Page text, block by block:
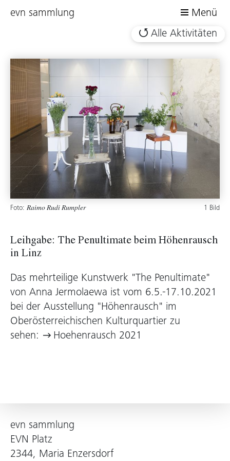
evn sammlung
Menü
Alle Aktivitäten
Foto: Raimo Rudi Rumpler 1 Bild
Leihgabe: The Penultimate beim Höhenrausch
in Linz
Das mehrteilige Kunstwerk "The Penultimate"
von Anna Jermolaewa ist vom 6.5.-17.10.2021
bei der Ausstellung "Höhenrausch" im
Oberösterreichischen Kulturquartier zu
sehen:
Hoehenrausch 2021
evn sammlung
EVN Platz
2344, Maria Enzersdorf